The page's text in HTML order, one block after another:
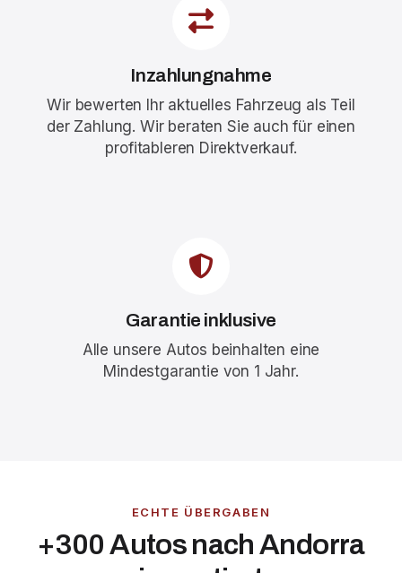
Inzahlungnahme
Wir bewerten Ihr aktuelles Fahrzeug als Teil
der Zahlung. Wir beraten Sie auch für einen
profitableren Direktverkauf.
Garantie inklusive
Alle unsere Autos beinhalten eine
Mindestgarantie von 1 Jahr.
ECHTE ÜBERGABEN
+300 Autos nach Andorra